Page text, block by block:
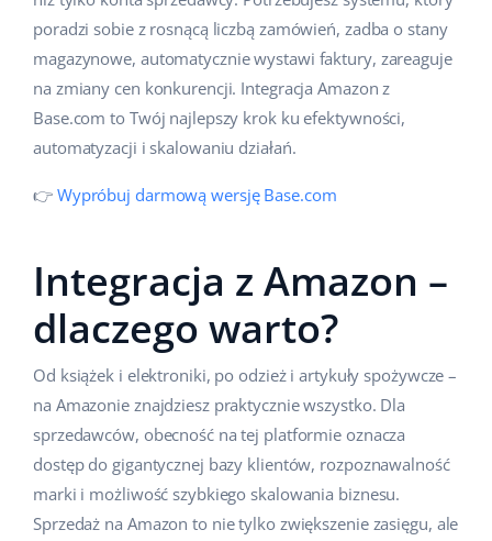
Super Merchant
Responso
Base Analytics
Base Courier
Inne
Case Study
Kalkulator korzyści
Kontakt
Français
Italiano
polski
中文
poradzi sobie z rosnącą liczbą zamówień, zadba o stany
magazynowe, automatycznie wystawi faktury, zareaguje
na zmiany cen konkurencji. Integracja Amazon z
Base.com to Twój najlepszy krok ku efektywności,
automatyzacji i skalowaniu działań.
👉 Wypróbuj darmową wersję Base.com
Integracja z Amazon –
dlaczego warto?
Od książek i elektroniki, po odzież i artykuły spożywcze –
na Amazonie znajdziesz praktycznie wszystko. Dla
sprzedawców, obecność na tej platformie oznacza
dostęp do gigantycznej bazy klientów, rozpoznawalność
marki i możliwość szybkiego skalowania biznesu.
Sprzedaż na Amazon to nie tylko zwiększenie zasięgu, ale